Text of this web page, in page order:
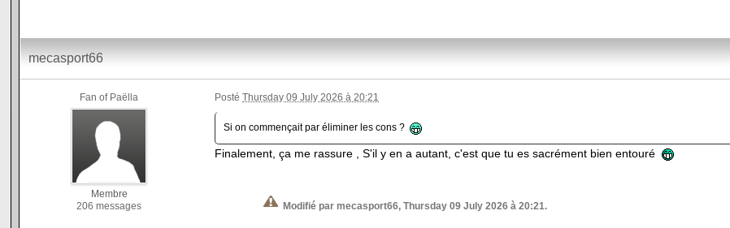
mecasport66
Fan of Paëlla
Membre
206 messages
PostéThursday 09 July 2026 à 20:21
Si on commençait par éliminer les cons ?
Finalement, ça me rassure , S'il y en a autant, c'est que tu es sacrément bien entouré
Modifié par mecasport66, Thursday 09 July 2026 à 20:21.